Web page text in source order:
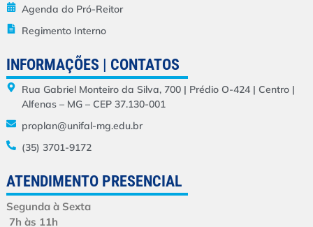
Agenda do Pró-Reitor
Regimento Interno
INFORMAÇÕES | CONTATOS
Rua Gabriel Monteiro da Silva, 700 | Prédio O-424 | Centro |
Alfenas – MG – CEP 37.130-001
proplan@unifal-mg.edu.br
(35) 3701-9172
ATENDIMENTO PRESENCIAL
Segunda à Sexta
7h às 11h